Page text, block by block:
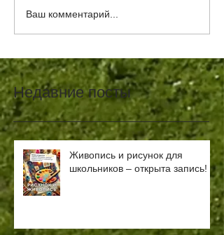
Ваш комментарий...
Недавние посты
Живопись и рисунок для
школьников – открыта запись!